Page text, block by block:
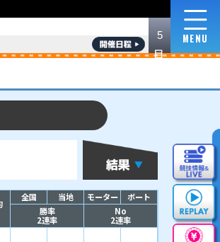
ロイヤルルームおよび指定席の販売方法等の変
第39回キリンカップ
8/3 4 5 6 7 8
한
優勝戦リ